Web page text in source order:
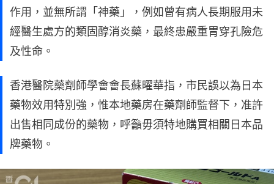
作用，並無所謂「神藥」，例如曾有病人長期服用未
經醫生處方的類固醇消炎藥，最終患嚴重胃穿孔險危
及性命。
香港醫院藥劑師學會會長蘇曜華指，市民誤以為日本
藥物效用特別強，惟本地藥房在藥劑師監督下，准許
出售相同成份的藥物，呼籲毋須特地購買相關日本品
牌藥物。